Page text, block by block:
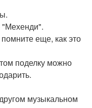
"Мехенди".
еще, как это
поделку можно
музыкальном